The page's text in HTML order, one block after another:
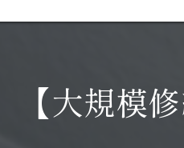
【大規模